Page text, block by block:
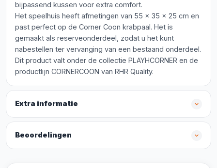
bijpassend kussen voor extra comfort.
Het speelhuis heeft afmetingen van 55 x 35 x 25 cm en
past perfect op de Corner Coon krabpaal. Het is
gemaakt als reserveonderdeel, zodat u het kunt
nabestellen ter vervanging van een bestaand onderdeel.
Dit product valt onder de collectie PLAYHCORNER en de
productlijn CORNERCOON van RHR Quality.
Extra informatie
Beoordelingen